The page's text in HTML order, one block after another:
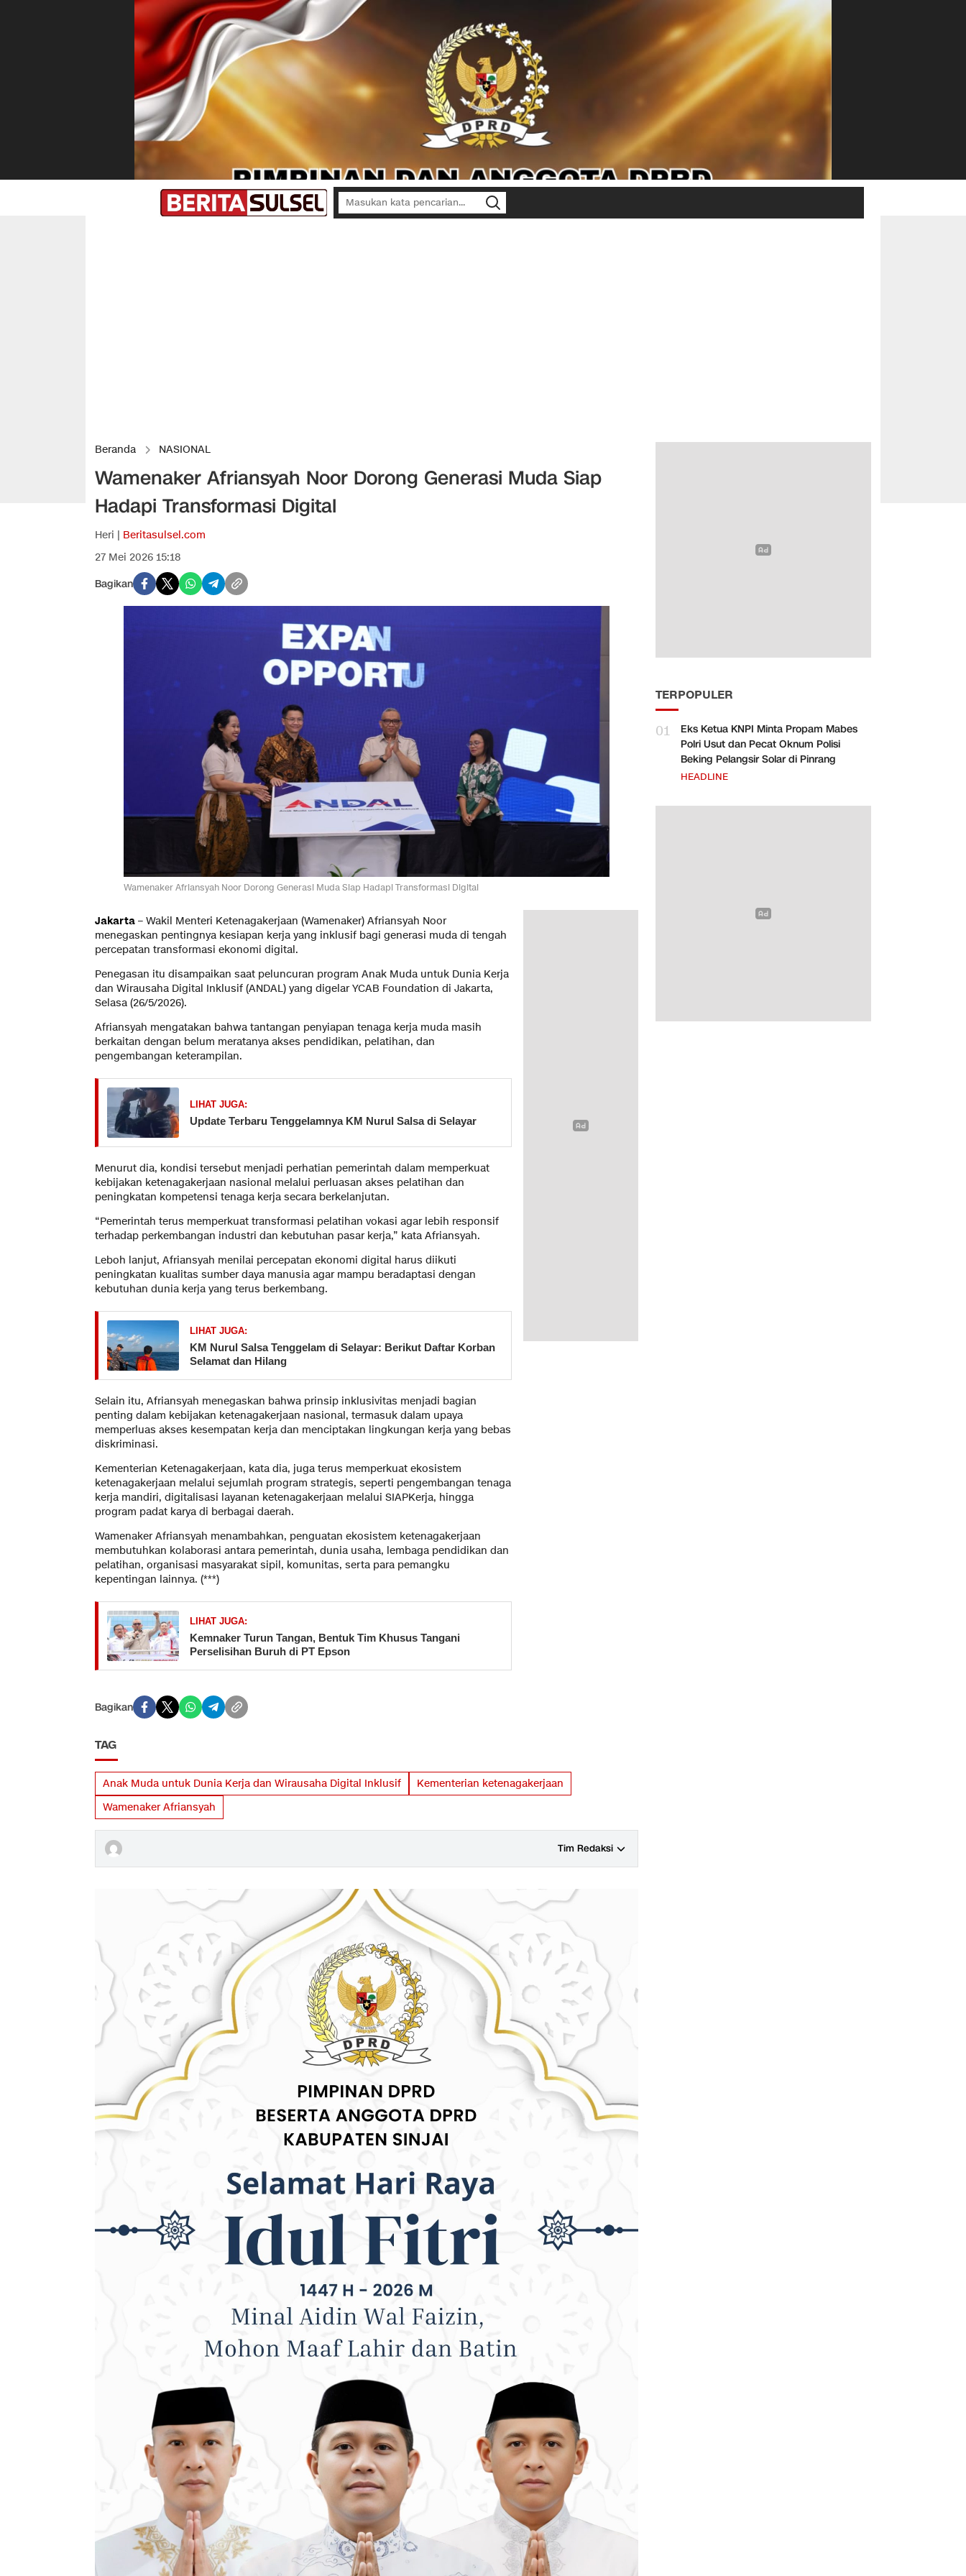
Beranda NASIONAL
Wamenaker Afriansyah Noor Dorong Generasi Muda Siap
Hadapi Transformasi Digital
Heri | Beritasulsel.com
27 Mei 2026 15:18
Bagikan
Wamenaker Afriansyah Noor Dorong Generasi Muda Siap Hadapi Transformasi Digital
Jakarta – Wakil Menteri Ketenagakerjaan (Wamenaker) Afriansyah Noor
menegaskan pentingnya kesiapan kerja yang inklusif bagi generasi muda di tengah
percepatan transformasi ekonomi digital.
Penegasan itu disampaikan saat peluncuran program Anak Muda untuk Dunia Kerja
dan Wirausaha Digital Inklusif (ANDAL) yang digelar YCAB Foundation di Jakarta,
Selasa (26/5/2026).
Afriansyah mengatakan bahwa tantangan penyiapan tenaga kerja muda masih
berkaitan dengan belum meratanya akses pendidikan, pelatihan, dan
pengembangan keterampilan.
LIHAT JUGA:
Update Terbaru Tenggelamnya KM Nurul Salsa di Selayar
Menurut dia, kondisi tersebut menjadi perhatian pemerintah dalam memperkuat
kebijakan ketenagakerjaan nasional melalui perluasan akses pelatihan dan
peningkatan kompetensi tenaga kerja secara berkelanjutan.
“Pemerintah terus memperkuat transformasi pelatihan vokasi agar lebih responsif
terhadap perkembangan industri dan kebutuhan pasar kerja,” kata Afriansyah.
Leboh lanjut, Afriansyah menilai percepatan ekonomi digital harus diikuti
peningkatan kualitas sumber daya manusia agar mampu beradaptasi dengan
kebutuhan dunia kerja yang terus berkembang.
LIHAT JUGA:
KM Nurul Salsa Tenggelam di Selayar: Berikut Daftar Korban
Selamat dan Hilang
Selain itu, Afriansyah menegaskan bahwa prinsip inklusivitas menjadi bagian
penting dalam kebijakan ketenagakerjaan nasional, termasuk dalam upaya
memperluas akses kesempatan kerja dan menciptakan lingkungan kerja yang bebas
diskriminasi.
Kementerian Ketenagakerjaan, kata dia, juga terus memperkuat ekosistem
ketenagakerjaan melalui sejumlah program strategis, seperti pengembangan tenaga
kerja mandiri, digitalisasi layanan ketenagakerjaan melalui SIAPKerja, hingga
program padat karya di berbagai daerah.
Wamenaker Afriansyah menambahkan, penguatan ekosistem ketenagakerjaan
membutuhkan kolaborasi antara pemerintah, dunia usaha, lembaga pendidikan dan
pelatihan, organisasi masyarakat sipil, komunitas, serta para pemangku
kepentingan lainnya. (***)
LIHAT JUGA:
Kemnaker Turun Tangan, Bentuk Tim Khusus Tangani
Perselisihan Buruh di PT Epson
Bagikan
TAG
Anak Muda untuk Dunia Kerja dan Wirausaha Digital Inklusif
Kementerian ketenagakerjaan
Wamenaker Afriansyah
Tim Redaksi
TERPOPULER
01
Eks Ketua KNPI Minta Propam Mabes
Polri Usut dan Pecat Oknum Polisi
Beking Pelangsir Solar di Pinrang
HEADLINE